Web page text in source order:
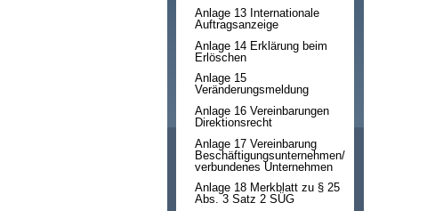
Anlage 13 Internationale
Auftragsanzeige
Anlage 14 Erklärung beim
Erlöschen
Anlage 15
Veränderungsmeldung
Anlage 16 Vereinbarungen
Direktionsrecht
Anlage 17 Vereinbarung
Beschäftigungsunternehmen/
verbundenes Unternehmen
Anlage 18 Merkblatt zu § 25
Abs. 3 Satz 2 SÜG